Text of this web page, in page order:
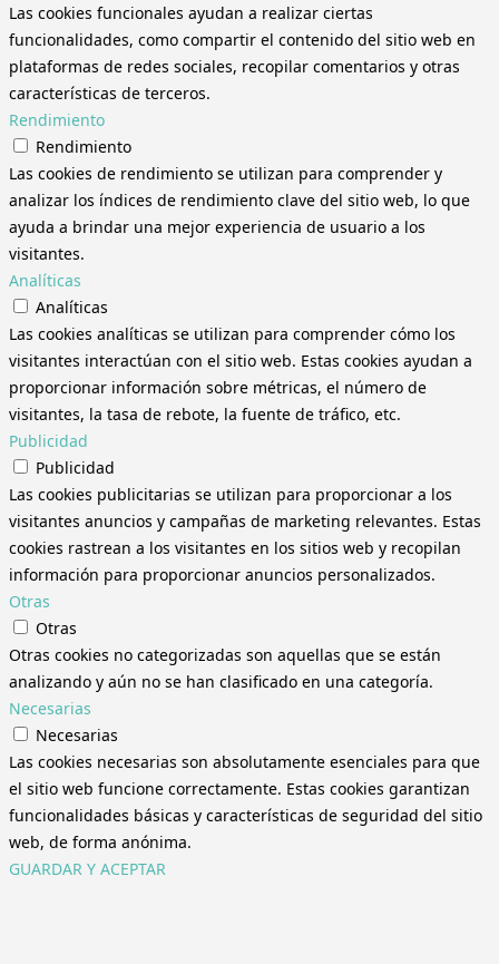
Las cookies funcionales ayudan a realizar ciertas
funcionalidades, como compartir el contenido del sitio web en
plataformas de redes sociales, recopilar comentarios y otras
características de terceros.
Rendimiento
Rendimiento
Las cookies de rendimiento se utilizan para comprender y
analizar los índices de rendimiento clave del sitio web, lo que
ayuda a brindar una mejor experiencia de usuario a los
visitantes.
Analíticas
Analíticas
Las cookies analíticas se utilizan para comprender cómo los
visitantes interactúan con el sitio web. Estas cookies ayudan a
proporcionar información sobre métricas, el número de
visitantes, la tasa de rebote, la fuente de tráfico, etc.
Publicidad
Publicidad
Las cookies publicitarias se utilizan para proporcionar a los
visitantes anuncios y campañas de marketing relevantes. Estas
cookies rastrean a los visitantes en los sitios web y recopilan
información para proporcionar anuncios personalizados.
Otras
Otras
Otras cookies no categorizadas son aquellas que se están
analizando y aún no se han clasificado en una categoría.
Necesarias
Necesarias
Las cookies necesarias son absolutamente esenciales para que
el sitio web funcione correctamente. Estas cookies garantizan
funcionalidades básicas y características de seguridad del sitio
web, de forma anónima.
GUARDAR Y ACEPTAR